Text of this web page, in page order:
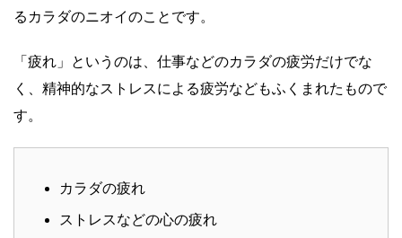
るカラダのニオイのことです。
「疲れ」というのは、仕事などのカラダの疲労だけでな
く、精神的なストレスによる疲労などもふくまれたもので
す。
カラダの疲れ
ストレスなどの心の疲れ